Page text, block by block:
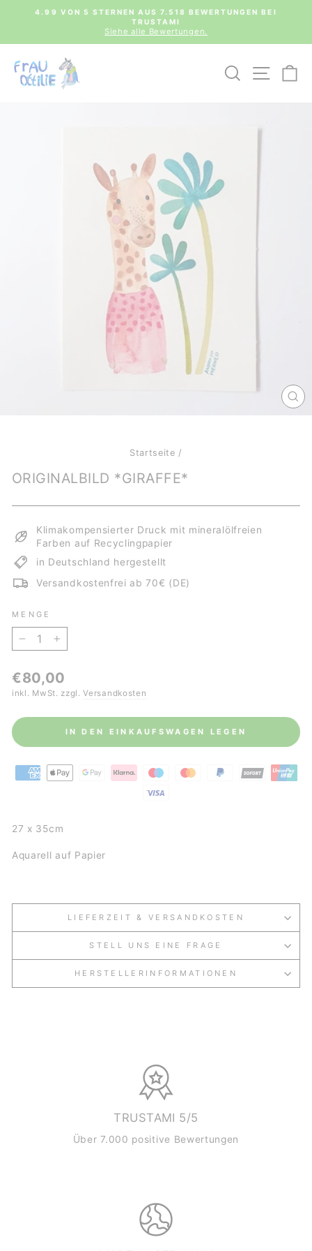
Pause
Diashow
4.99 VON 5 STERNEN AUS 7.518 BEWERTUNGEN BEI
TRUSTAMI
Siehe alle Bewertungen.
SUCHE
Startseite /
ORIGINALBILD *GIRAFFE*
Klimakompensierter Druck mit mineralölfreien
Farben auf Recyclingpapier
in Deutschland hergestellt
Versandkostenfrei ab 70€ (DE)
MENGE
Normaler
Preis
€80,00
inkl. MwSt. zzgl.Versandkosten
IN DEN EINKAUFSWAGEN LEGEN
27 x 35cm
Aquarell auf Papier
LIEFERZEIT & VERSANDKOSTEN
STELL UNS EINE FRAGE
HERSTELLERINFORMATIONEN
TRUSTAMI 5/5
Über 7.000 positive Bewertungen